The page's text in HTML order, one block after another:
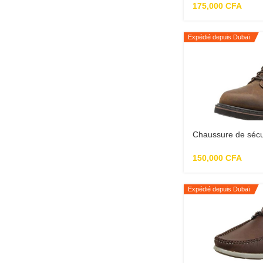
imperméables
175,000 CFA
Expédié depuis Dubaï
Chaussure de
homme
150,000 CFA
Expédié depuis Dubaï